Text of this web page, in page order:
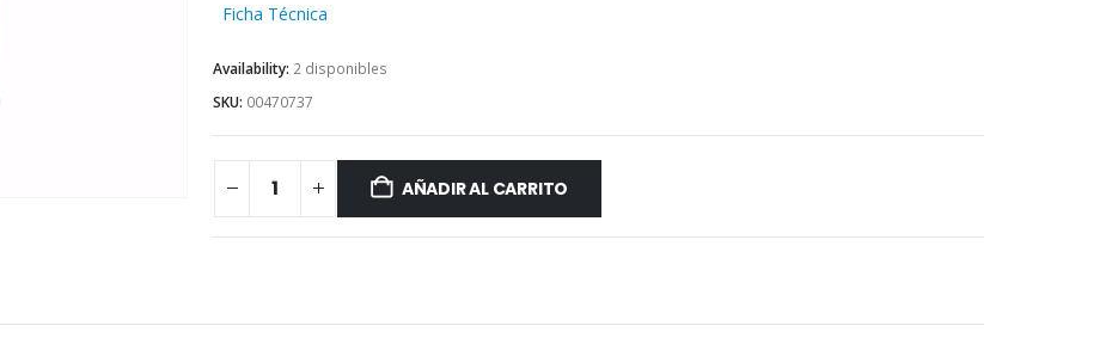
Ficha Técnica
Availability: 2 disponibles
SKU: 00470737
AÑADIR AL CARRITO